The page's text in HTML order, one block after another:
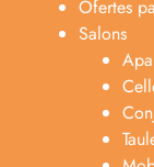
Ofertes
Salons